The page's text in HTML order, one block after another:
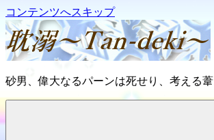
コンテンツへスキップ
耽
砂男、偉大なるパーンは死せり、考える葦